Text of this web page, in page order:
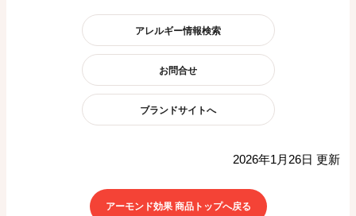
アレルギー情報検索
お問合せ
ブランドサイトへ
2026年1月26日 更新
アーモンド効果 商品トップへ戻る